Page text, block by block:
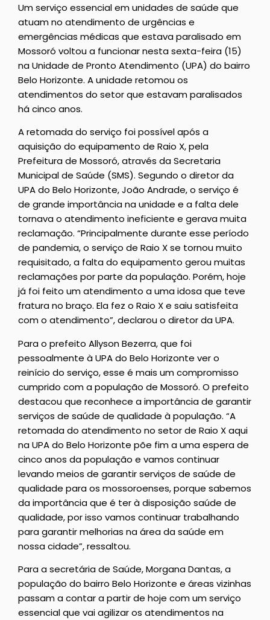
Um serviço essencial em unidades de saúde que
atuam no atendimento de urgências e
emergências médicas que estava paralisado em
Mossoró voltou a funcionar nesta sexta-feira (15)
na Unidade de Pronto Atendimento (UPA) do bairro
Belo Horizonte. A unidade retomou os
atendimentos do setor que estavam paralisados
há cinco anos.
A retomada do serviço foi possível após a
aquisição do equipamento de Raio X, pela
Prefeitura de Mossoró, através da Secretaria
Municipal de Saúde (SMS). Segundo o diretor da
UPA do Belo Horizonte, João Andrade, o serviço é
de grande importância na unidade e a falta dele
tornava o atendimento ineficiente e gerava muita
reclamação. “Principalmente durante esse período
de pandemia, o serviço de Raio X se tornou muito
requisitado, a falta do equipamento gerou muitas
reclamações por parte da população. Porém, hoje
já foi feito um atendimento a uma idosa que teve
fratura no braço. Ela fez o Raio X e saiu satisfeita
com o atendimento”, declarou o diretor da UPA.
Para o prefeito Allyson Bezerra, que foi
pessoalmente à UPA do Belo Horizonte ver o
reinício do serviço, esse é mais um compromisso
cumprido com a população de Mossoró. O prefeito
destacou que reconhece a importância de garantir
serviços de saúde de qualidade à população. “A
retomada do atendimento no setor de Raio X aqui
na UPA do Belo Horizonte põe fim a uma espera de
cinco anos da população e vamos continuar
levando meios de garantir serviços de saúde de
qualidade para os mossoroenses, porque sabemos
da importância que é ter à disposição saúde de
qualidade, por isso vamos continuar trabalhando
para garantir melhorias na área da saúde em
nossa cidade”, ressaltou.
Para a secretária de Saúde, Morgana Dantas, a
população do bairro Belo Horizonte e áreas vizinhas
passam a contar a partir de hoje com um serviço
essencial que vai agilizar os atendimentos na